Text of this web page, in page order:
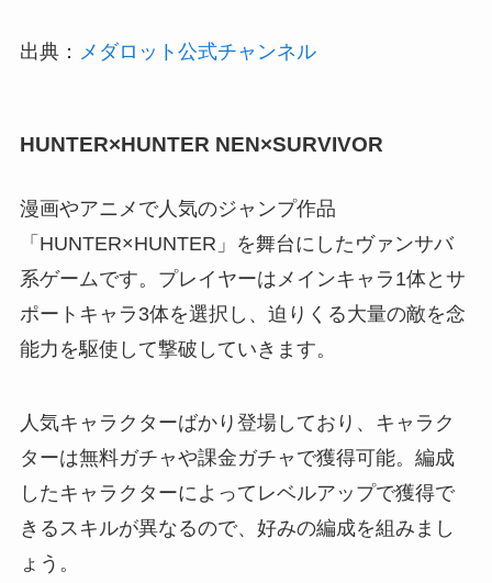
出典： メダロット公式チャンネル
HUNTER×HUNTER NEN×SURVIVOR
漫画やアニメで人気のジャンプ作品
「HUNTER×HUNTER」を舞台にしたヴァンサバ
系ゲームです。プレイヤーはメインキャラ1体とサ
ポートキャラ3体を選択し、迫りくる大量の敵を念
能力を駆使して撃破していきます。
人気キャラクターばかり登場しており、キャラク
ターは無料ガチャや課金ガチャで獲得可能。編成
したキャラクターによってレベルアップで獲得で
きるスキルが異なるので、好みの編成を組みまし
ょう。